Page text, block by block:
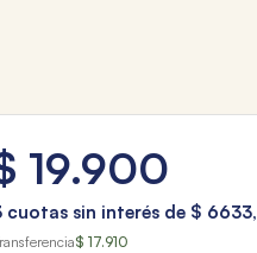
19.900
cuotas sin interés de $ 6633,
$ 17.910